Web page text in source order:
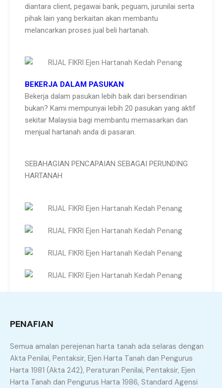
diantara client, pegawai bank, peguam, jurunilai serta
pihak lain yang berkaitan akan membantu
melancarkan proses jual beli hartanah.
BEKERJA DALAM PASUKAN
Bekerja dalam pasukan lebih baik dari bersendirian
bukan? Kami mempunyai lebih 20 pasukan yang aktif
sekitar Malaysia bagi membantu memasarkan dan
menjual hartanah anda di pasaran.
SEBAHAGIAN PENCAPAIAN SEBAGAI PERUNDING
HARTANAH
PENAFIAN
Semua amalan perejenan harta tanah ada selaras dengan
Akta Penilai, Pentaksir, Ejen Harta Tanah dan Pengurus
Harta 1981 (Akta 242), Peraturan Penilai, Pentaksir, Ejen
Harta Tanah dan Pengurus Harta 1986, Standard Agensi